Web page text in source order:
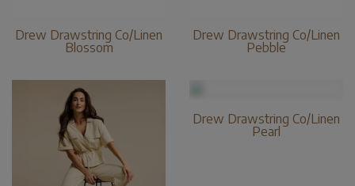
Drew Drawstring Co/Linen
Blossom
Drew Drawstring Co/Linen
Pebble
Drew Drawstring Co/Linen
Pearl